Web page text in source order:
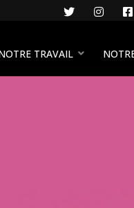
Twitter
TRAVAIL